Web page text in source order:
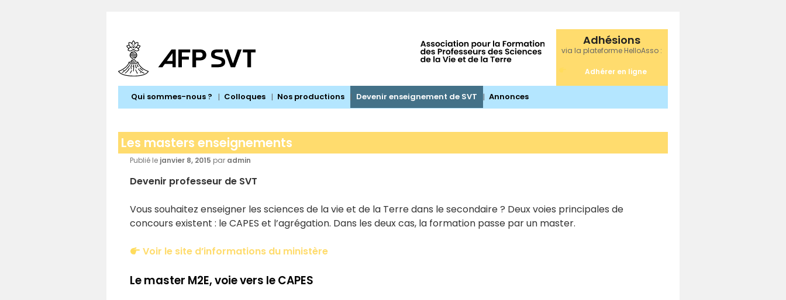
Adhésions
via la plateforme HelloAsso :
Adhérer en ligne
Qui sommes-nous ? Colloques Nos productions Devenir enseignement de SVT Annonces
Les masters enseignements
Publié le janvier 8, 2015 par admin
Devenir professeur de SVT
Vous souhaitez enseigner les sciences de la vie et de la Terre dans le secondaire ? Deux voies principales de
concours existent : le CAPES et l’agrégation. Dans les deux cas, la formation passe par un master.
Voir le site d’informations du ministère
Le master M2E, voie vers le CAPES